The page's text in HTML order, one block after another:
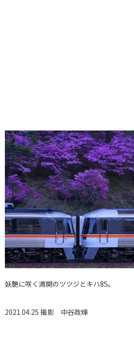
妖艶に咲く満開のツツジとキハ85。
2021.04.25 撮影 中谷政輝